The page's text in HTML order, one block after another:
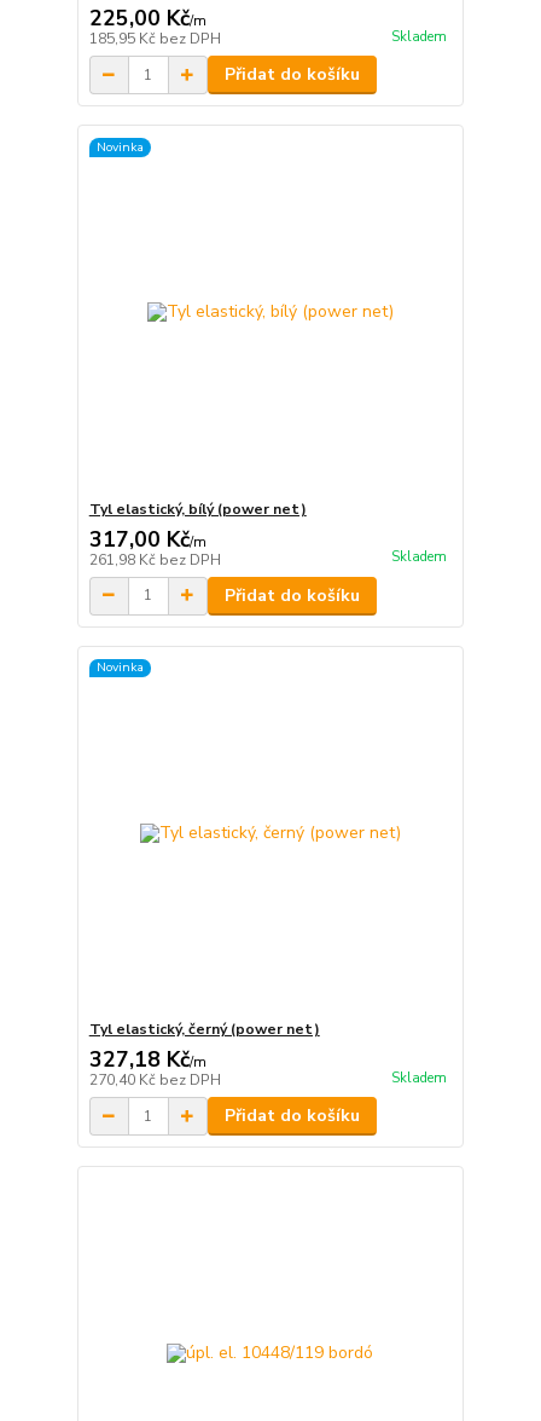
225,00 Kč/m
185,95 Kč bez DPH Skladem
Přidat do košíku
Novinka
Tyl elastický, bílý (power net)
317,00 Kč/m
261,98 Kč bez DPH Skladem
Přidat do košíku
Novinka
Tyl elastický, černý (power net)
327,18 Kč/m
270,40 Kč bez DPH Skladem
Přidat do košíku